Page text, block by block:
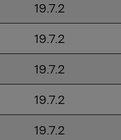
19.7.2
19.7.2
19.7.2
19.7.2
19.7.2